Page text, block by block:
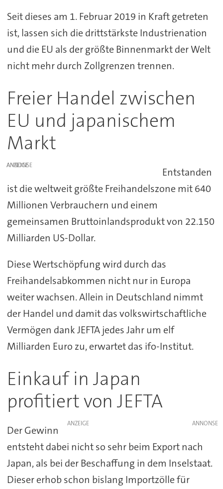
Seit dieses am 1. Februar 2019 in Kraft getreten
ist, lassen sich die drittstärkste Industrienation
und die EU als der größte Binnenmarkt der Welt
nicht mehr durch Zollgrenzen trennen.
Freier Handel zwischen
EU und japanischem
Markt
ANZEIGE
Entstanden
ist die weltweit größte Freihandelszone mit 640
Millionen Verbrauchern und einem
gemeinsamen Bruttoinlandsprodukt von 22.150
Milliarden US-Dollar.
Diese Wertschöpfung wird durch das
Freihandelsabkommen nicht nur in Europa
weiter wachsen. Allein in Deutschland nimmt
der Handel und damit das volkswirtschaftliche
Vermögen dank JEFTA jedes Jahr um elf
Milliarden Euro zu, erwartet das ifo-Institut.
Einkauf in Japan
profitiert von JEFTA
ANZEIGE
Der Gewinn
entsteht dabei nicht so sehr beim Export nach
Japan, als bei der Beschaffung in dem Inselstaat.
Dieser erhob schon bislang Importzölle für